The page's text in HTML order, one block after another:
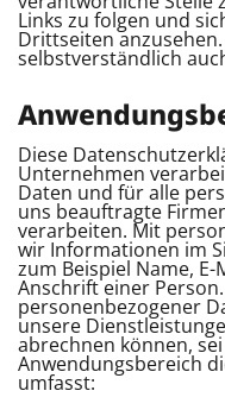
Links zu folgen und
Drittseiten
selbstverständlich
Diese
Unternehmen
Daten und für alle
uns beauftragte
verarbeiten. Mit
wir Informationen im
zum Beispiel Name,
Anschrift einer
personenbezogener
unsere
abrechnen können,
Anwendungsbereich
umfasst: